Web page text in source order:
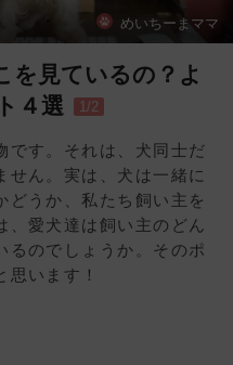
めいちーまママ
を見ているの？よ
４選
1/2
です。それは、犬同士だ
せん。実は、犬は一緒に
どうか、私たち飼い主を
、愛犬達は飼い主のどん
るのでしょうか。そのポ
います！